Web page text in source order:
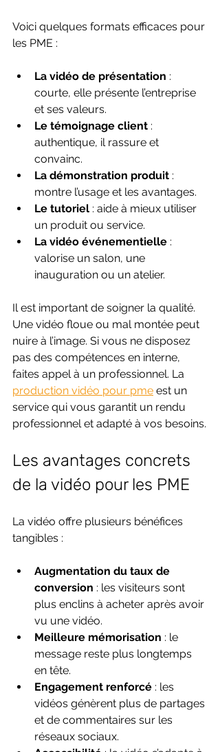
Voici quelques formats efficaces pour
les PME :
La vidéo de présentation :
courte, elle présente l’entreprise
et ses valeurs.
Le témoignage client :
authentique, il rassure et
convainc.
La démonstration produit :
montre l’usage et les avantages.
Le tutoriel : aide à mieux utiliser
un produit ou service.
La vidéo événementielle :
valorise un salon, une
inauguration ou un atelier.
Il est important de soigner la qualité.
Une vidéo floue ou mal montée peut
nuire à l’image. Si vous ne disposez
pas des compétences en interne,
faites appel à un professionnel. La
production vidéo pour pme est un
service qui vous garantit un rendu
professionnel et adapté à vos besoins.
Les avantages concrets
de la vidéo pour les PME
La vidéo offre plusieurs bénéfices
tangibles :
Augmentation du taux de
conversion : les visiteurs sont
plus enclins à acheter après avoir
vu une vidéo.
Meilleure mémorisation : le
message reste plus longtemps
en tête.
Engagement renforcé : les
vidéos génèrent plus de partages
et de commentaires sur les
réseaux sociaux.